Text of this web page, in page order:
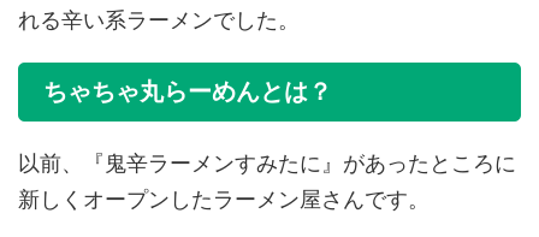
れる辛い系ラーメンでした。
ちゃちゃ丸らーめんとは？
以前、『鬼辛ラーメンすみたに』があったところに
新しくオープンしたラーメン屋さんです。